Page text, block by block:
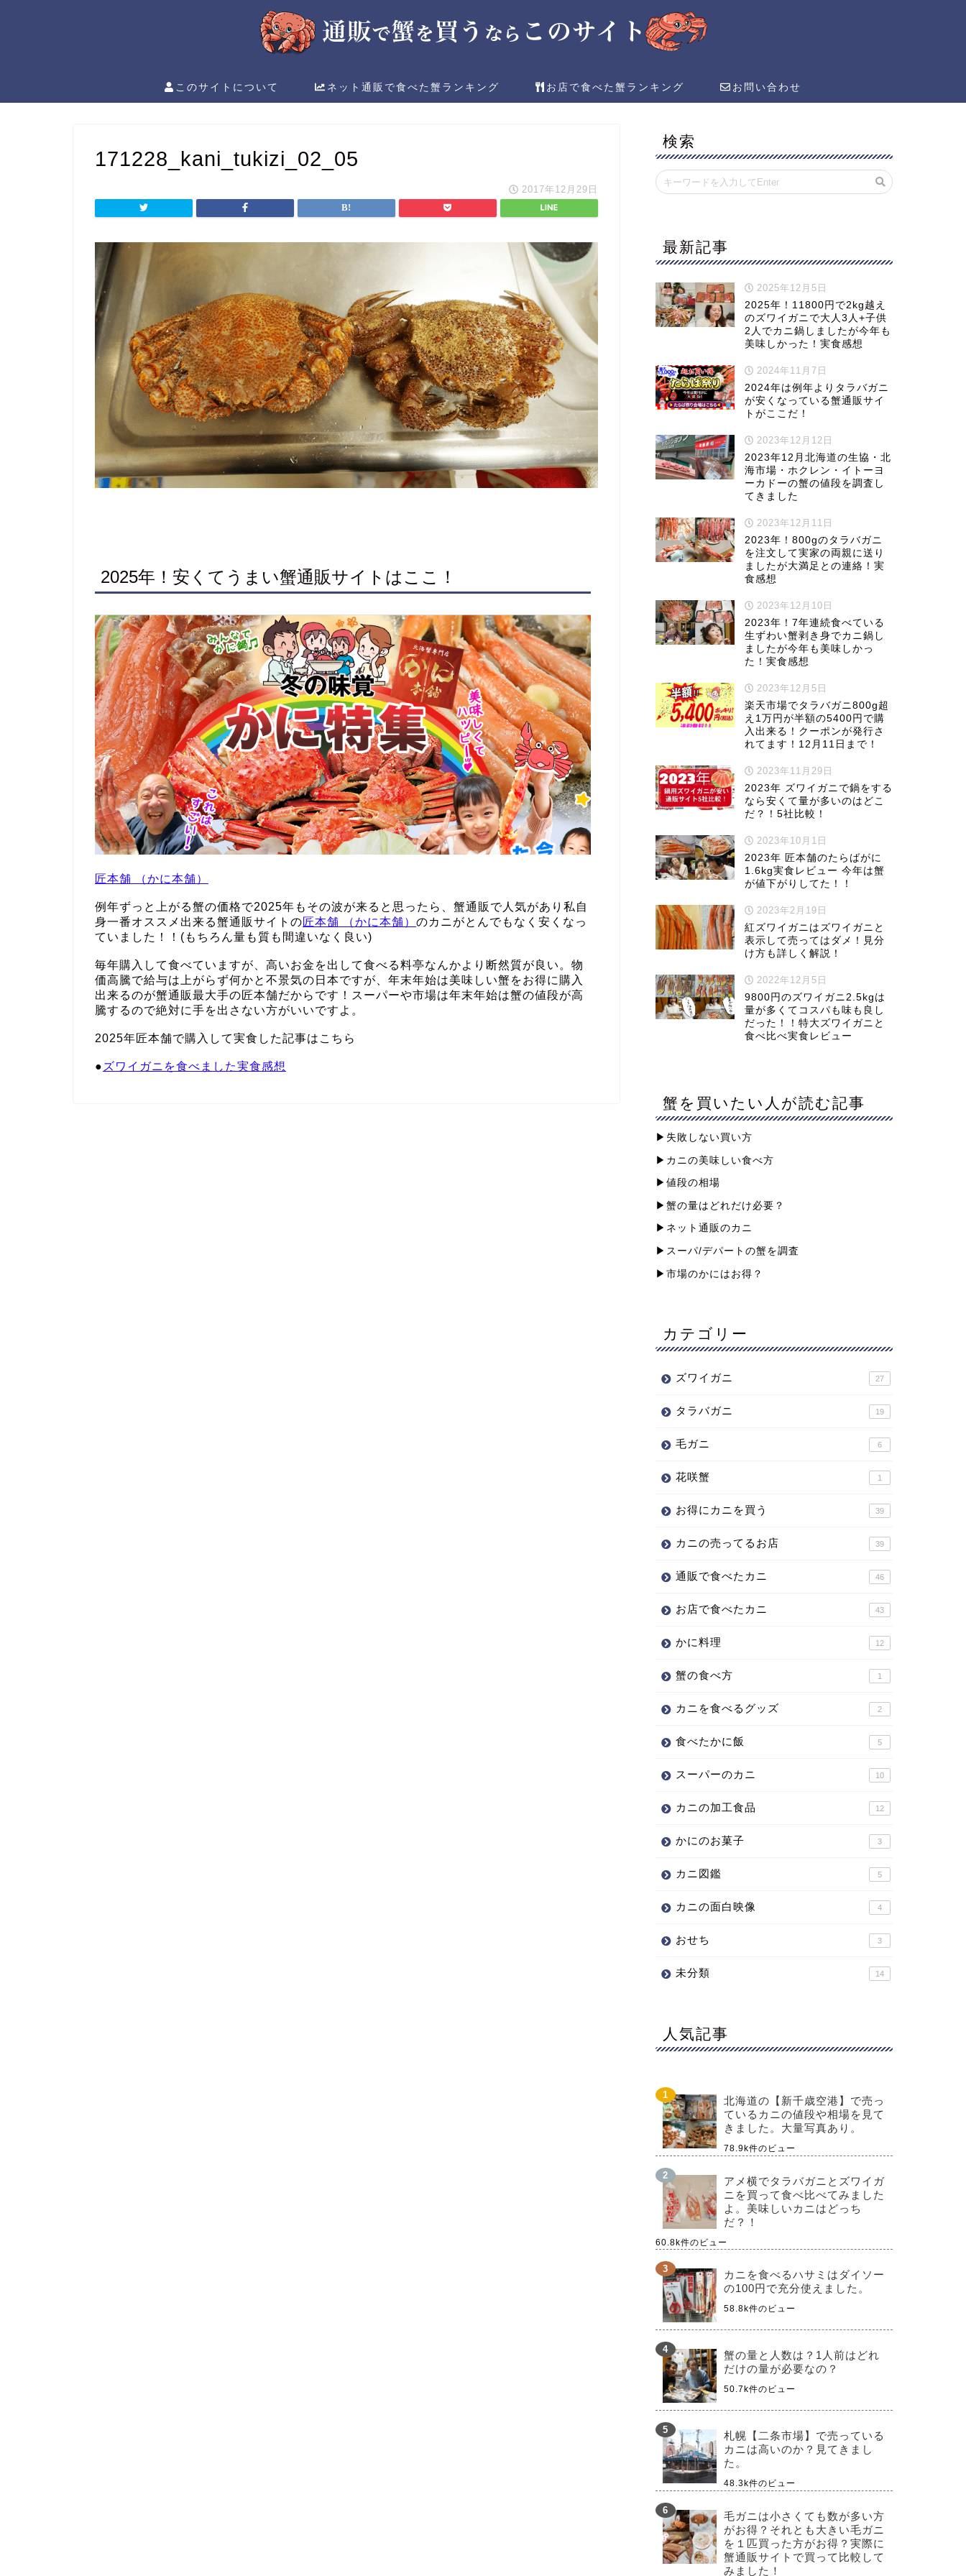
このサイトについて ネット通販で食べた蟹ランキング お店で食べた蟹ランキング お問い合わせ
171228_kani_tukizi_02_05
2017年12月29日
2025年！安くてうまい蟹通販サイトはここ！
匠本舗 （かに本舗）
例年ずっと上がる蟹の価格で2025年もその波が来ると思ったら、蟹通販で人気があり私自
身一番オススメ出来る蟹通販サイトの匠本舗 （かに本舗） のカニがとんでもなく安くなっ
ていました！！(もちろん量も質も間違いなく良い)
毎年購入して食べていますが、高いお金を出して食べる料亭なんかより断然質が良い。物
価高騰で給与は上がらず何かと不景気の日本ですが、年末年始は美味しい蟹をお得に購入
出来るのが蟹通販最大手の匠本舗だからです！スーパーや市場は年末年始は蟹の値段が高
騰するので絶対に手を出さない方がいいですよ。
2025年匠本舗で購入して実食した記事はこちら
● ズワイガニを食べました実食感想
検索
最新記事
2025年12月5日
2025年！11800円で2kg越え
のズワイガニで大人3人+子供
2人でカニ鍋しましたが今年も
美味しかった！実食感想
2024年11月7日
2024年は例年よりタラバガニ
が安くなっている蟹通販サイ
トがここだ！
2023年12月12日
2023年12月北海道の生協・北
海市場・ホクレン・イトーヨ
ーカドーの蟹の値段を調査し
てきました
2023年12月11日
2023年！800gのタラバガニ
を注文して実家の両親に送り
ましたが大満足との連絡！実
食感想
2023年12月10日
2023年！7年連続食べている
生ずわい蟹剥き身でカニ鍋し
ましたが今年も美味しかっ
た！実食感想
2023年12月5日
楽天市場でタラバガニ800g超
え1万円が半額の5400円で購
入出来る！クーポンが発行さ
れてます！12月11日まで！
2023年11月29日
2023年 ズワイガニで鍋をする
なら安くて量が多いのはどこ
だ？！5社比較！
2023年10月1日
2023年 匠本舗のたらばがに
1.6kg実食レビュー 今年は蟹
が値下がりしてた！！
2023年2月19日
紅ズワイガニはズワイガニと
表示して売ってはダメ！見分
け方も詳しく解説！
2022年12月5日
9800円のズワイガニ2.5kgは
量が多くてコスパも味も良し
だった！！特大ズワイガニと
食べ比べ実食レビュー
蟹を買いたい人が読む記事
▶︎失敗しない買い方
▶︎カニの美味しい食べ方
▶︎値段の相場
▶︎蟹の量はどれだけ必要？
▶︎ネット通販のカニ
▶︎スーパ/デパートの蟹を調査
▶︎市場のかにはお得？
カテゴリー
ズワイガニ 27
タラバガニ 19
毛ガニ 6
花咲蟹 1
お得にカニを買う 39
カニの売ってるお店 39
通販で食べたカニ 46
お店で食べたカニ 43
かに料理 12
蟹の食べ方 1
カニを食べるグッズ 2
食べたかに飯 5
スーパーのカニ 10
カニの加工食品 12
かにのお菓子 3
カニ図鑑 5
カニの面白映像 4
おせち 3
未分類 14
人気記事
北海道の【新千歳空港】で売っ
ているカニの値段や相場を見て
きました。大量写真あり。
78.9k件のビュー
アメ横でタラバガニとズワイガ
ニを買って食べ比べてみました
よ。美味しいカニはどっち
だ？！
60.8k件のビュー
カニを食べるハサミはダイソー
の100円で充分使えました。
58.8k件のビュー
蟹の量と人数は？1人前はどれ
だけの量が必要なの？
50.7k件のビュー
札幌【二条市場】で売っている
カニは高いのか？見てきまし
た。
48.3k件のビュー
毛ガニは小さくても数が多い方
がお得？それとも大きい毛ガニ
を１匹買った方がお得？実際に
蟹通販サイトで買って比較して
みました！